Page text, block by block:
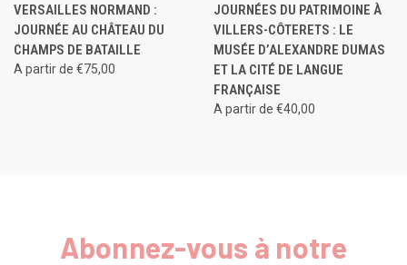
VERSAILLES NORMAND :
JOURNÉE AU CHÂTEAU DU
CHAMPS DE BATAILLE
A partir de €75,00
JOURNÉES DU PATRIMOINE À
VILLERS-CÔTERETS : LE
MUSÉE D’ALEXANDRE DUMAS
ET LA CITÉ DE LANGUE
FRANÇAISE
A partir de €40,00
Abonnez-vous à notre